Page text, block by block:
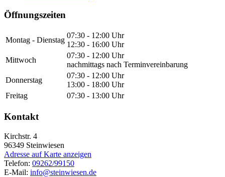
Öffnungszeiten
Montag - Dienstag
07:30 - 12:00 Uhr
12:30 - 16:00 Uhr
Mittwoch
07:30 - 12:00 Uhr
nachmittags nach Terminvereinbarung
Donnerstag
07:30 - 12:00 Uhr
13:00 - 18:00 Uhr
Freitag
07:30 - 13:00 Uhr
Kontakt
Kirchstr. 4
96349 Steinwiesen
Adresse auf Karte anzeigen
Telefon: 09262/99150
E-Mail: info@steinwiesen.de